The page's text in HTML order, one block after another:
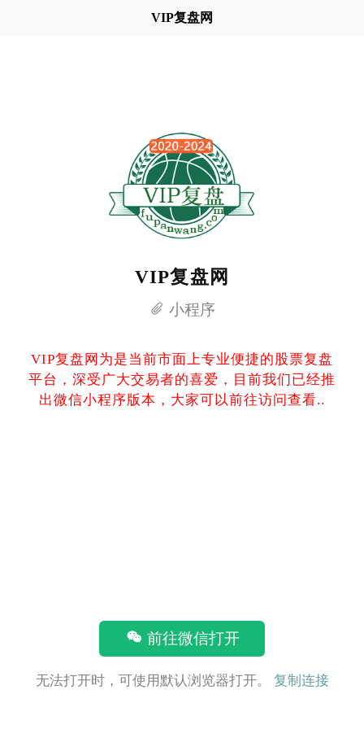
VIP复盘网
VIP复盘网
小程序
VIP复盘网为是当前市面上专业便捷的股票复盘
平台，深受广大交易者的喜爱，目前我们已经推
出微信小程序版本，大家可以前往访问查看..
前往微信打开
无法打开时，可使用默认浏览器打开。 复制连接